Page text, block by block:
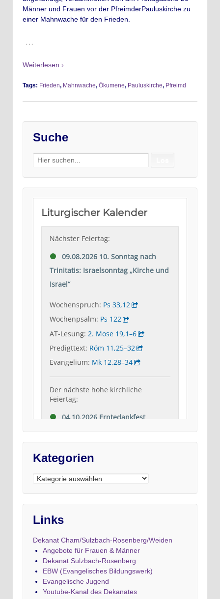
Männer und Frauen vor der PfreimderPauluskirche zu
einer Mahnwache für den Frieden.
…
Weiterlesen ›
Tags: Frieden, Mahnwache, Ökumene, Pauluskirche, Pfreimd
Suche
Search
Kategorien
Kategorien
Links
Dekanat Cham/Sulzbach-Rosenberg/Weiden
Angebote für Frauen & Männer
Dekanat Sulzbach-Rosenberg
EBW (Evangelisches Bildungswerk)
Evangelische Jugend
Youtube-Kanal des Dekanates